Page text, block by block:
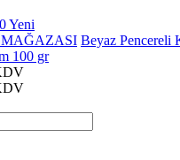
0Yeni
Beyaz
100 gr